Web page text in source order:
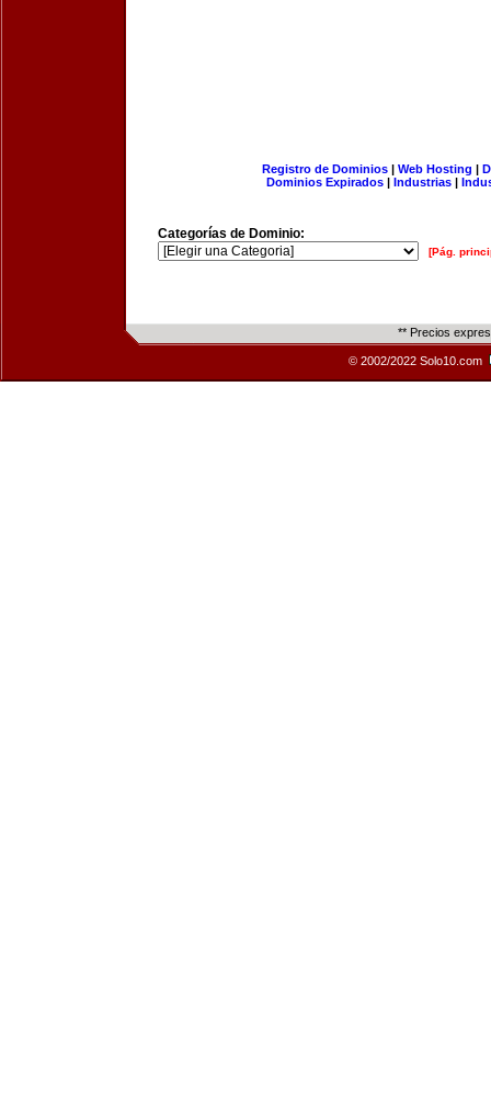
Registro de Dominios| Web Hosting |
Dominios Expirados | Industrias |
Categorías de Dominio:
[Pág.
** Precios
© 2002/2022 Solo10.com